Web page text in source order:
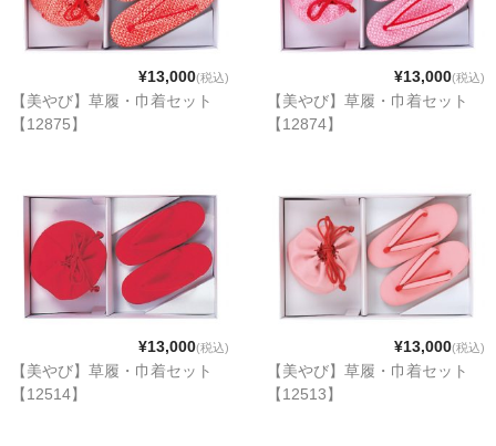
¥13,000(税込)
【美やび】草履・巾着セット
【12875】
¥13,000(税込)
【美やび】草履・巾着セット
【12874】
¥13,000(税込)
【美やび】草履・巾着セット
【12514】
¥13,000(税込)
【美やび】草履・巾着セット
【12513】